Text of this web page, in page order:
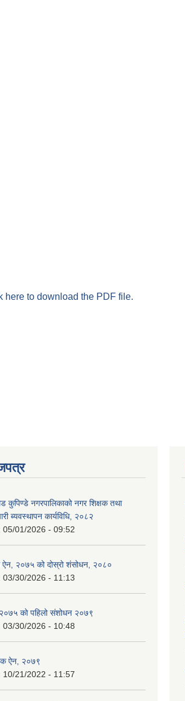
here to download the PDF file.
कुपिण्डे नगरपालिकाको नगर शिक्षक तथा
ब्यवस्थापन कार्यविधि, २०८२
05/01/2026 - 09:52
ऐन, २०७५ को दोस्रो शंसोधन, २०८०
03/30/2026 - 11:13
को पहिलो संशोधन २०७९
03/30/2026 - 10:48
ऐन, २०७९
10/21/2022 - 11:57